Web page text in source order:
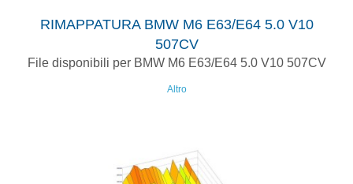
RIMAPPATURA BMW M6 E63/E64 5.0 V10
507CV
File disponibili per BMW M6 E63/E64 5.0 V10 507CV
Altro